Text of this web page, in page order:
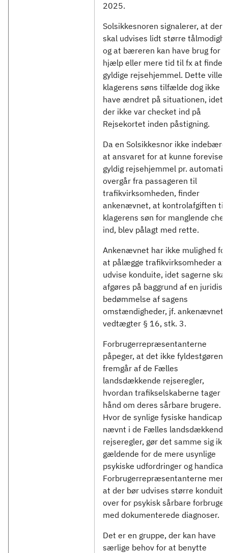
2025.
Solsikkesnoren signalerer, at der
skal udvises lidt større
og at bæreren kan have brug for
hjælp eller mere tid til fx at finde
gyldige rejsehjemmel. Dette ville i
klagerens søns tilfælde dog ikke
have ændret på situationen, idet
der ikke var checket ind på
Rejsekortet inden påstigning.
Da en Solsikkesnor ikke
at ansvaret for at kunne forevise
gyldig rejsehjemmel pr. automatik
overgår fra passageren til
trafikvirksomheden, finder
ankenævnet, at kontrolafgiften til
klagerens søn for manglende
ind, blev pålagt med rette.
Ankenævnet har ikke mulighed for
at pålægge trafikvirksomheder at
udvise konduite, idet sagerne skal
afgøres på baggrund af en juridisk
bedømmelse af sagens
omstændigheder, jf. ankenævnets
vedtægter § 16, stk. 3.
Forbrugerrepræsentanterne
påpeger, at det ikke
fremgår af de Fælles
landsdækkende rejseregler,
hvordan trafikselskaberne tager
hånd om deres sårbare brugere.
Hvor de synlige fysiske handicap
nævnt i de Fælles landsdækkende
rejseregler, gør det samme sig
gældende for de mere usynlige
psykiske udfordringer og
Forbrugerrepræsentanterne
at der bør udvises større konduite
over for psykisk sårbare
med dokumenterede diagnoser.
Det er en gruppe, der kan have
særlige behov for at benytte